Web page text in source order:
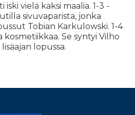
vielä kaksi maalia. 1-3 -
sivuvaparista, jonka
Tobian Karkulowski. 1-4
kosmetiikkaa. Se syntyi Vilho
lopussa.